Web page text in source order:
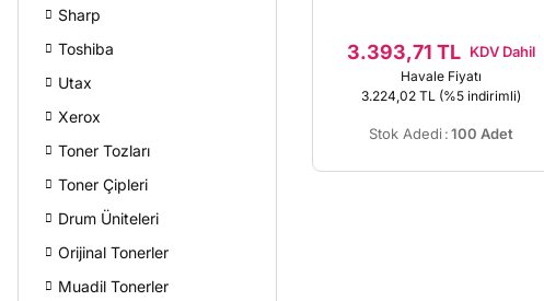
Sharp
Toshiba
Utax
Xerox
Toner Tozları
Toner Çipleri
Drum Üniteleri
Orijinal Tonerler
Muadil Tonerler
3.393,71 TL KDV Dahil
Havale Fiyatı
3.224,02 TL (%5 indirimli)
Stok Adedi :100 Adet